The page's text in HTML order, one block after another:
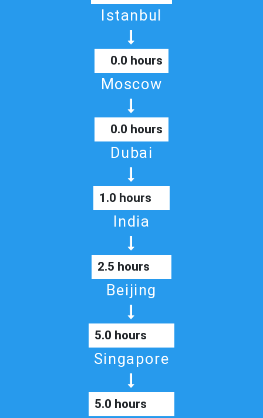
Istanbul
0.0 hours
Moscow
0.0 hours
Dubai
1.0 hours
India
2.5 hours
Beijing
5.0 hours
Singapore
5.0 hours